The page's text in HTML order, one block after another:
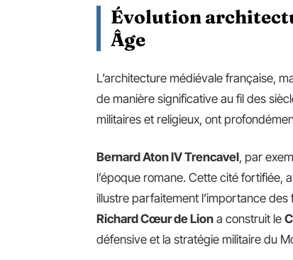
Évolution
Âge
L’architecture médiévale française,
de manière significative au fil des
militaires et religieux, ont
Bernard Aton IV Trencavel, par
l’époque romane. Cette cité fortifiée,
illustre parfaitement l’importance
Richard Cœur de Lion a construit le
défensive et la stratégie militaire du